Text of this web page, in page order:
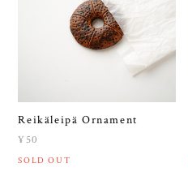
Reikäleipä Ornament
¥50
SOLD OUT